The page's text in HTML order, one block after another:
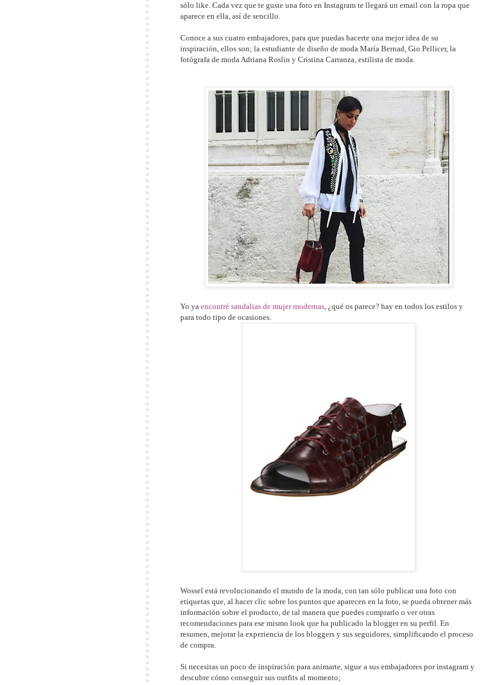
sólo like. Cada vez que te guste una foto en Instagram te llegará un email con la ropa que
aparece en ella, así de sencillo.
Conoce a sus cuatro embajadores, para que puedas hacerte una mejor idea de su
inspiración, ellos son; la estudiante de diseño de moda María Bernad, Gio Pellicer, la
fotógrafa de moda Adriana Roslin y Cristina Carranza, estilista de moda.
Yo ya encontré sandalias de mujer modernas, ¿qué os parece? hay en todos los estilos y
para todo tipo de ocasiones.
Wossel está revolucionando el mundo de la moda, con tan sólo publicar una foto con
etiquetas que, al hacer clic sobre los puntos que aparecen en la foto, se pueda obtener más
información sobre el producto, de tal manera que puedes comprarlo o ver otras
recomendaciones para ese mismo look que ha publicado la blogger en su perfil. En
resumen, mejorar la experiencia de los bloggers y sus seguidores, simplificando el proceso
de compra.
Si necesitas un poco de inspiración para animarte, sigue a sus embajadores por instagram y
descubre cómo conseguir sus outfits al momento;